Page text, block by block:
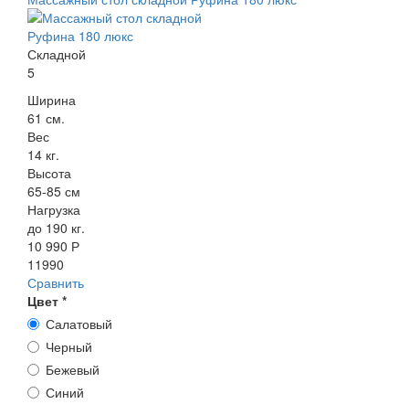
Складной
5
Ширина
61 см.
Вес
14 кг.
Высота
65-85 см
Нагрузка
до 190 кг.
10 990 Р
11990
Сравнить
Цвет *
Салатовый
Черный
Бежевый
Синий